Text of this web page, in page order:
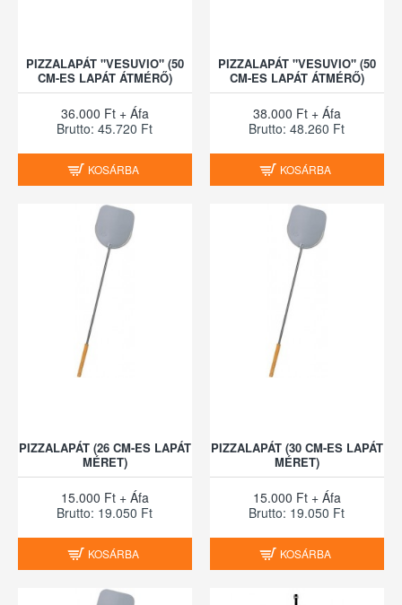
PIZZALAPÁT "VESUVIO" (50
CM-ES LAPÁT ÁTMÉRŐ)
36.000 Ft + Áfa
Brutto: 45.720 Ft
KOSÁRBA
PIZZALAPÁT "VESUVIO" (50
CM-ES LAPÁT ÁTMÉRŐ)
38.000 Ft + Áfa
Brutto: 48.260 Ft
KOSÁRBA
PIZZALAPÁT (26 CM-ES LAPÁT
MÉRET)
15.000 Ft + Áfa
Brutto: 19.050 Ft
KOSÁRBA
PIZZALAPÁT (30 CM-ES LAPÁT
MÉRET)
15.000 Ft + Áfa
Brutto: 19.050 Ft
KOSÁRBA